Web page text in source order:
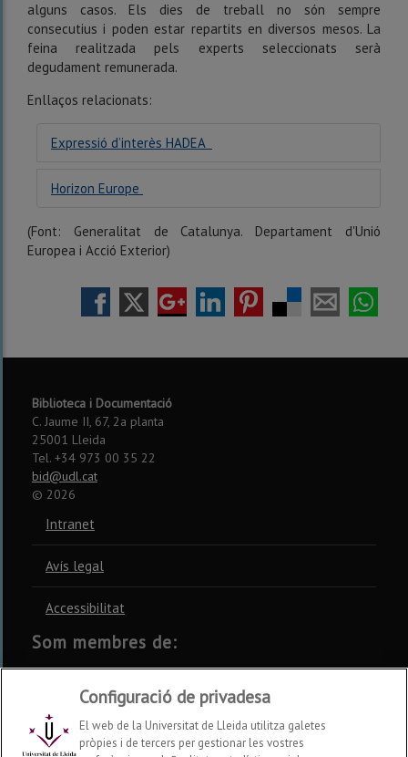
alguns casos. Els dies de treball no són sempre
consecutius i poden estar repartits en diversos mesos. La
feina realitzada pels experts seleccionats serà
degudament remunerada.
Enllaços relacionats:
Expressió d’interès HADEA
Horizon Europe
(Font: Generalitat de Catalunya. Departament d'Unió
Europea i Acció Exterior)
Biblioteca i Documentació
C. Jaume II, 67, 2a planta
25001 Lleida
Tel. +34 973 00 35 22
bid@udl.cat
© 2026
Intranet
Avís legal
Accessibilitat
Som membres de:
CSUC REBIUN CRUE
Configuració de privadesa
El web de la Universitat de Lleida utilitza galetes
pròpies i de tercers per gestionar les vostres